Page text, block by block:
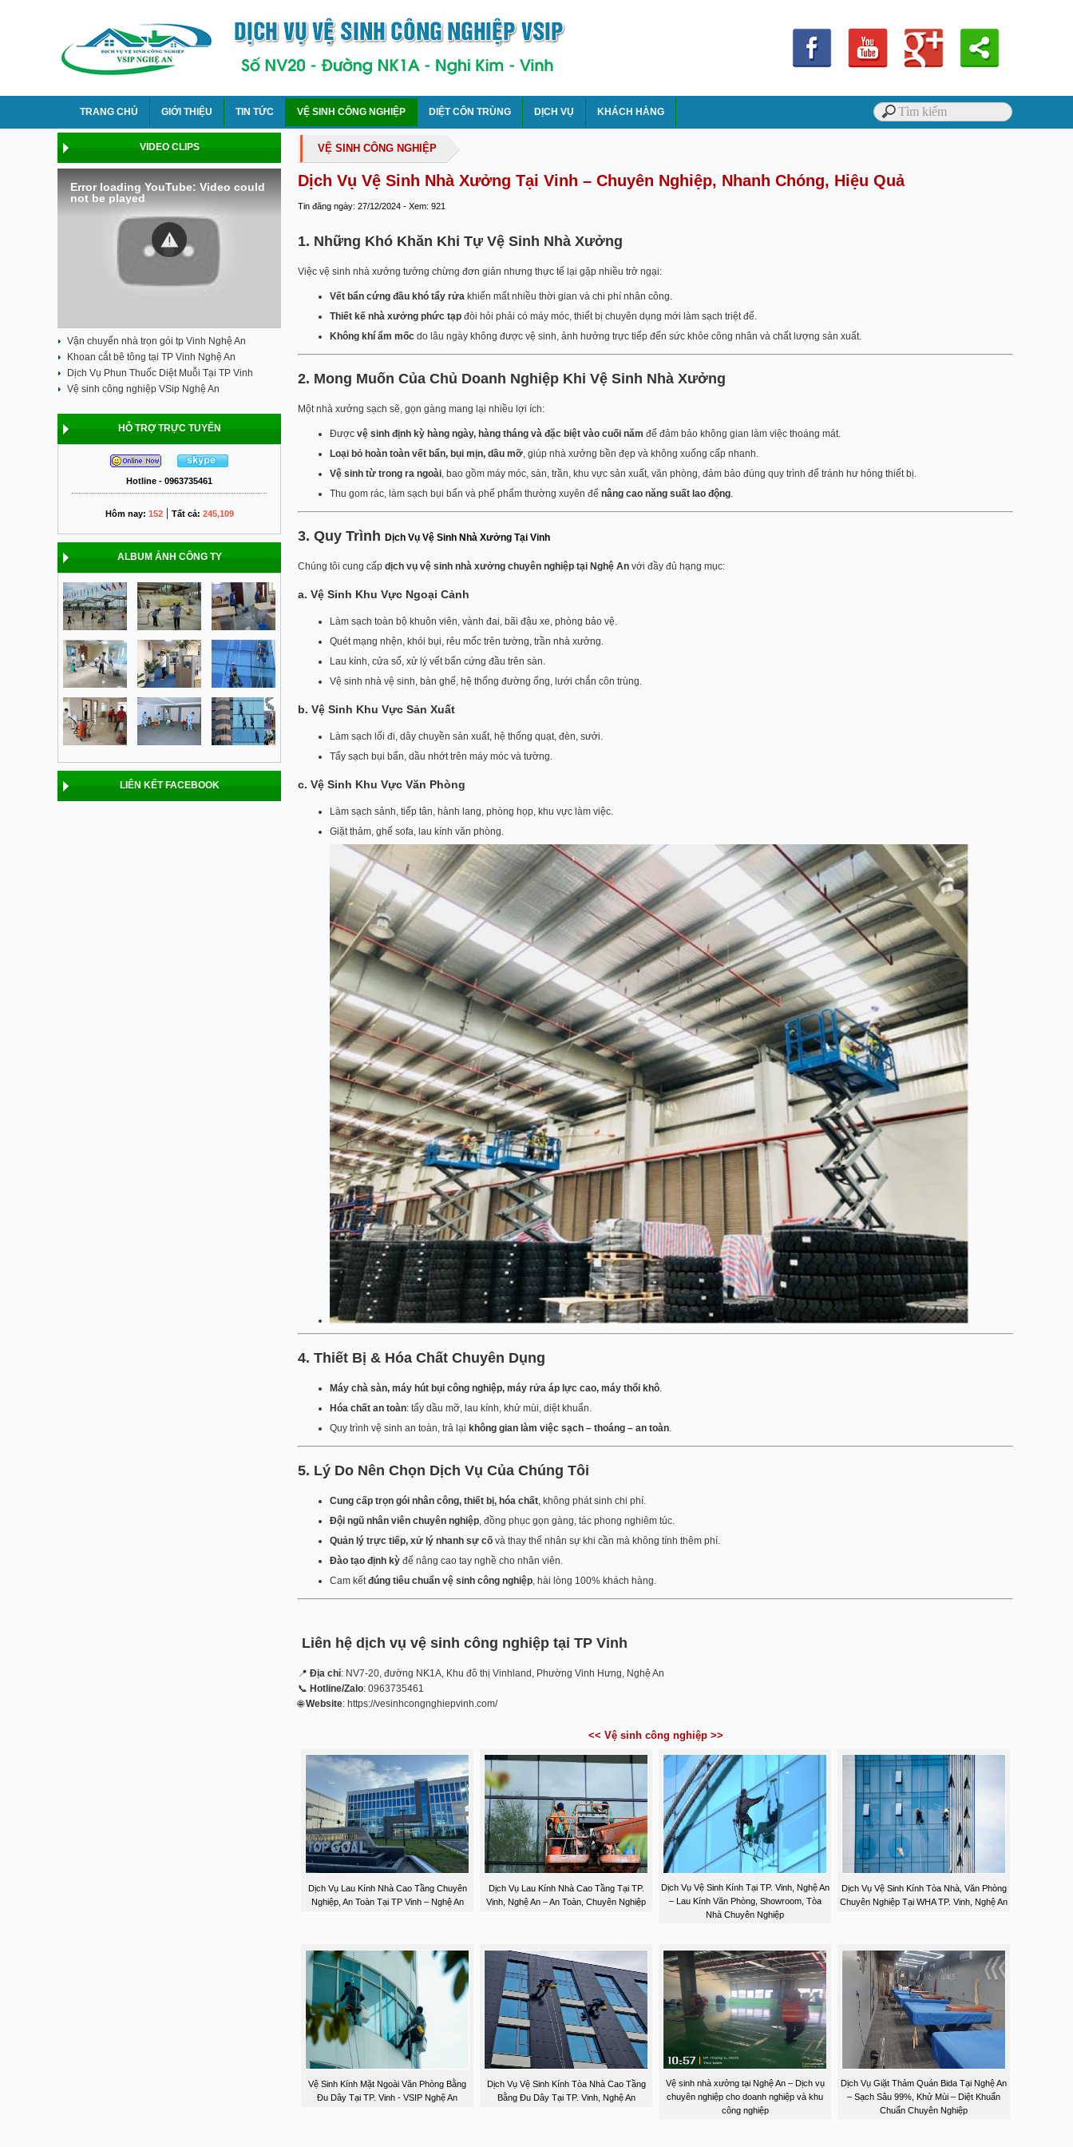
TRANG CHỦ GIỚI THIỆU TIN TỨC VỆ SINH CÔNG NGHIỆP DIỆT CÔN TRÙNG DỊCH VỤ KHÁCH HÀNG
VIDEO CLIPS
Error loading YouTube: Video could
not be played
Vận chuyển nhà trọn gói tp Vinh Nghệ An
Khoan cắt bê tông tại TP Vinh Nghệ An
Dịch Vụ Phun Thuốc Diệt Muỗi Tại TP Vinh
Vệ sinh công nghiệp VSip Nghệ An
HỖ TRỢ TRỰC TUYẾN
Hotline - 0963735461
Hôm nay: 152| Tất cả: 245,109
ALBUM ẢNH CÔNG TY
LIÊN KẾT FACEBOOK
VỆ SINH CÔNG NGHIỆP
Dịch Vụ Vệ Sinh Nhà Xưởng Tại Vinh – Chuyên Nghiệp, Nhanh Chóng, Hiệu Quả
Tin đăng ngày: 27/12/2024 - Xem: 921
1. Những Khó Khăn Khi Tự Vệ Sinh Nhà Xưởng
Việc vệ sinh nhà xưởng tưởng chừng đơn giản nhưng thực tế lại gặp nhiều trở ngại:
Vết bẩn cứng đầu khó tẩy rửa khiến mất nhiều thời gian và chi phí nhân công.
Thiết kế nhà xưởng phức tạp đòi hỏi phải có máy móc, thiết bị chuyên dụng mới làm sạch triệt để.
Không khí ẩm mốc do lâu ngày không được vệ sinh, ảnh hưởng trực tiếp đến sức khỏe công nhân và chất lượng sản xuất.
2. Mong Muốn Của Chủ Doanh Nghiệp Khi Vệ Sinh Nhà Xưởng
Một nhà xưởng sạch sẽ, gọn gàng mang lại nhiều lợi ích:
Được vệ sinh định kỳ hàng ngày, hàng tháng và đặc biệt vào cuối năm để đảm bảo không gian làm việc thoáng mát.
Loại bỏ hoàn toàn vết bẩn, bụi mịn, dầu mỡ, giúp nhà xưởng bền đẹp và không xuống cấp nhanh.
Vệ sinh từ trong ra ngoài, bao gồm máy móc, sàn, trần, khu vực sản xuất, văn phòng, đảm bảo đúng quy trình để tránh hư hỏng thiết bị.
Thu gom rác, làm sạch bụi bẩn và phế phẩm thường xuyên để nâng cao năng suất lao động.
3. Quy Trình Dịch Vụ Vệ Sinh Nhà Xưởng Tại Vinh
Chúng tôi cung cấp dịch vụ vệ sinh nhà xưởng chuyên nghiệp tại Nghệ An với đầy đủ hạng mục:
a. Vệ Sinh Khu Vực Ngoại Cảnh
Làm sạch toàn bộ khuôn viên, vành đai, bãi đậu xe, phòng bảo vệ.
Quét mạng nhện, khói bụi, rêu mốc trên tường, trần nhà xưởng.
Lau kính, cửa sổ, xử lý vết bẩn cứng đầu trên sàn.
Vệ sinh nhà vệ sinh, bàn ghế, hệ thống đường ống, lưới chắn côn trùng.
b. Vệ Sinh Khu Vực Sản Xuất
Làm sạch lối đi, dây chuyền sản xuất, hệ thống quạt, đèn, sưởi.
Tẩy sạch bụi bẩn, dầu nhớt trên máy móc và tường.
c. Vệ Sinh Khu Vực Văn Phòng
Làm sạch sảnh, tiếp tân, hành lang, phòng họp, khu vực làm việc.
Giặt thảm, ghế sofa, lau kính văn phòng.
4. Thiết Bị & Hóa Chất Chuyên Dụng
Máy chà sàn, máy hút bụi công nghiệp, máy rửa áp lực cao, máy thổi khô
Hóa chất an toàn: tẩy dầu mỡ, lau kính, khử mùi, diệt khuẩn.
Quy trình vệ sinh an toàn, trả lại không gian làm việc sạch – thoáng – an toàn
5. Lý Do Nên Chọn Dịch Vụ Của Chúng Tôi
Cung cấp trọn gói nhân công, thiết bị, hóa chất , không phát sinh chi phí.
Đội ngũ nhân viên chuyên nghiệp , đồng phục gọn gàng, tác phong nghiêm túc.
Quản lý trực tiếp, xử lý nhanh sự cố và thay thế nhân sự khi cần mà không tính thêm phí.
Đào tạo định kỳ để nâng cao tay nghề cho nhân viên.
Cam kết đúng tiêu chuẩn vệ sinh công nghiệp , hài lòng 100% khách hàng.
Liên hệ dịch vụ vệ sinh công nghiệp tại TP Vinh
📍 Địa chỉ: NV7-20, đường NK1A, Khu đô thị Vinhland, Phường Vinh Hưng, Nghệ An
📞 Hotline/Zalo: 0963735461
🌐Website: https://vesinhcongnghiepvinh.com/
<< Vệ sinh công nghiệp >>
Dịch Vụ Lau Kính Nhà Cao Tầng Chuyên
Nghiệp, An Toàn Tại TP Vinh – Nghệ An
Dịch Vụ Lau Kính Nhà Cao Tầng Tại TP.
Vinh, Nghệ An – An Toàn, Chuyên Nghiệp
Dịch Vụ Vệ Sinh Kính Tại TP. Vinh, Nghệ An
– Lau Kính Văn Phòng, Showroom, Tòa
Nhà Chuyên Nghiệp
Dịch Vụ Vệ Sinh Kính Tòa Nhà, Văn Phòng
Chuyên Nghiệp Tại WHA TP. Vinh, Nghệ An
Vệ Sinh Kính Mặt Ngoài Văn Phòng Bằng
Đu Dây Tại TP. Vinh - VSIP Nghệ An
Dịch Vụ Vệ Sinh Kính Tòa Nhà Cao Tầng
Bằng Đu Dây Tại TP. Vinh, Nghệ An
Vệ sinh nhà xưởng tại Nghệ An – Dịch vụ
chuyên nghiệp cho doanh nghiệp và khu
công nghiệp
Dịch Vụ Giặt Thảm Quán Bida Tại Nghệ An
– Sạch Sâu 99%, Khử Mùi – Diệt Khuẩn
Chuẩn Chuyên Nghiệp